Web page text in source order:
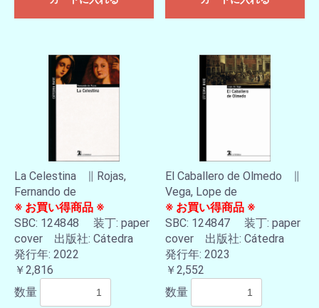
La Celestina ∥ Rojas,
Fernando de
※ お買い得商品 ※
SBC: 124848 装丁: paper
cover 出版社: Cátedra
発行年: 2022
￥2,816
数量
El Caballero de Olmedo ∥
Vega, Lope de
※ お買い得商品 ※
SBC: 124847 装丁: paper
cover 出版社: Cátedra
発行年: 2023
￥2,552
数量